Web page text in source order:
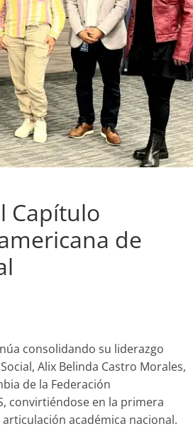
Capítulo
de
consolidando su liderazgo
Alix Belinda Castro Morales,
de la Federación
convirtiéndose en la primera
académica nacional.